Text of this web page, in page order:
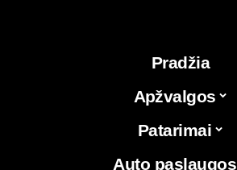
Pradžia
Apžvalgos
Patarimai
Auto paslaugos